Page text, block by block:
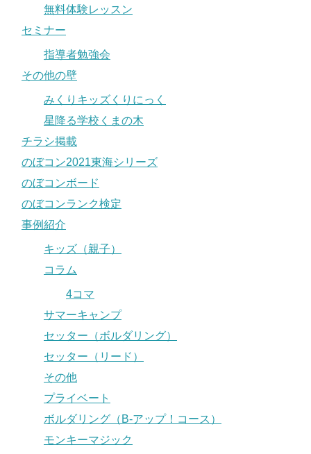
無料体験レッスン
セミナー
指導者勉強会
その他の壁
みくりキッズくりにっく
星降る学校くまの木
チラシ掲載
のぼコン2021東海シリーズ
のぼコンボード
のぼコンランク検定
事例紹介
キッズ（親子）
コラム
4コマ
サマーキャンプ
セッター（ボルダリング）
セッター（リード）
その他
プライベート
ボルダリング（B-アップ！コース）
モンキーマジック